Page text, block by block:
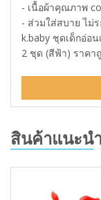
- เนื้อผ้าคุณภาพ
- ส่วมใส่สบาย ไม่
k.baby ชุดเด็กอ่อ
2 ชุด (สีฟ้า) ราคา
สินค้าแนะน